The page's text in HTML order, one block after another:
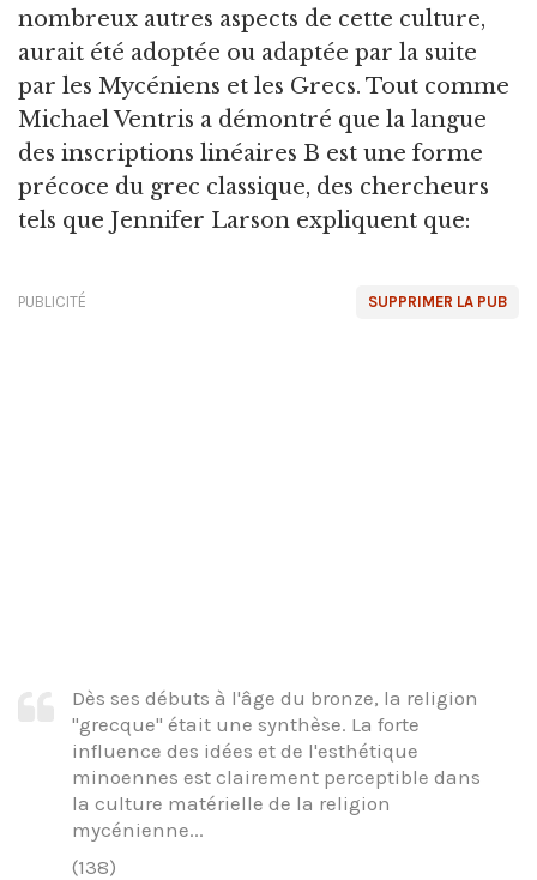
nombreux autres aspects de cette culture,
aurait été adoptée ou adaptée par la suite
par les Mycéniens et les Grecs. Tout comme
Michael Ventris a démontré que la langue
des inscriptions linéaires B est une forme
précoce du grec classique, des chercheurs
tels que Jennifer Larson expliquent que:
SUPPRIMER LA PUB
PUBLICITÉ
Dès ses débuts à l'âge du bronze, la religion
"grecque" était une synthèse. La forte
influence des idées et de l'esthétique
minoennes est clairement perceptible dans
la culture matérielle de la religion
mycénienne...
(138)